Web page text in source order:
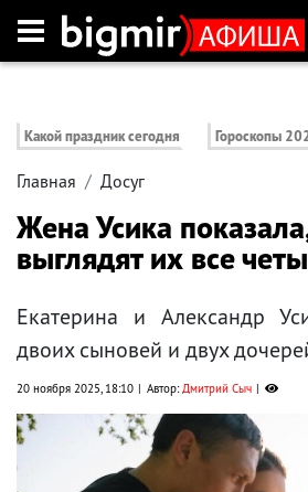
Какой праздник сегодня Гороскопы
Главная Досуг
Жена Усика
выглядят их все
Екатерина и Александр
двоих сыновей и двух
20 ноября 2025, 18:10 Автор:Дмитрий Сыч